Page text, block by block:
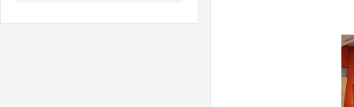
我院赴唐庄太行公仆展览馆参观学习吴金印